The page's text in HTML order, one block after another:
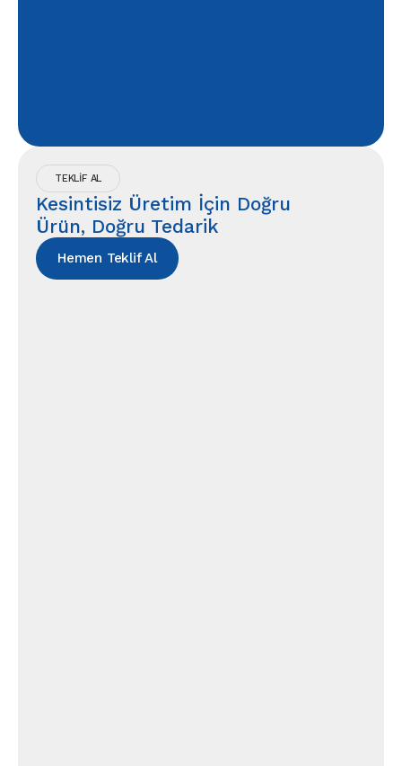
TEKLİF AL
Kesintisiz Üretim İçin Doğru
Ürün, Doğru Tedarik
Hemen Teklif Al